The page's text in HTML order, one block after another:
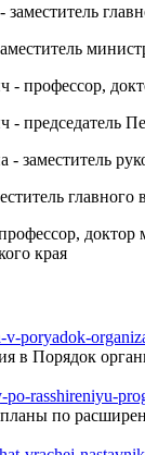
профессор,
председатель
края
в Порядок
по